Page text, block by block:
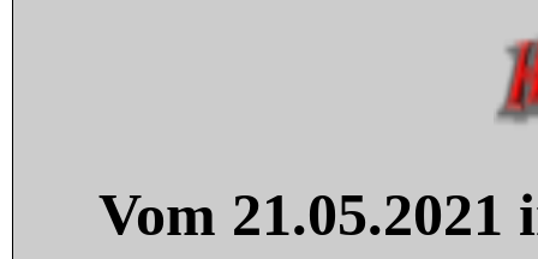
Vom